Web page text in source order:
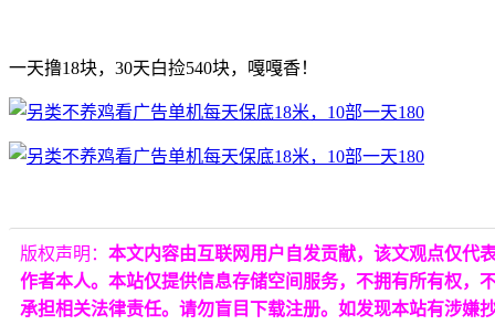
一天撸18块，30天白捡540块，嘎嘎香！
版权声明： 本文内容由互联网用户自发贡献，该文观点仅代
作者本人。本站仅提供信息存储空间服务，不拥有所有权，
承担相关法律责任。请勿盲目下载注册。如发现本站有涉嫌